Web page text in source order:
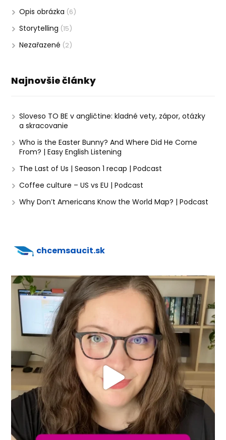
Opis obrázka (6)
Storytelling (15)
Nezařazené (2)
Najnovšie články
Sloveso TO BE v angličtine: kladné vety, zápor, otázky
a skracovanie
Who is the Easter Bunny? And Where Did He Come
From? | Easy English Listening
The Last of Us | Season 1 recap | Podcast
Coffee culture – US vs EU | Podcast
Why Don’t Americans Know the World Map? | Podcast
chcemsaucit.sk